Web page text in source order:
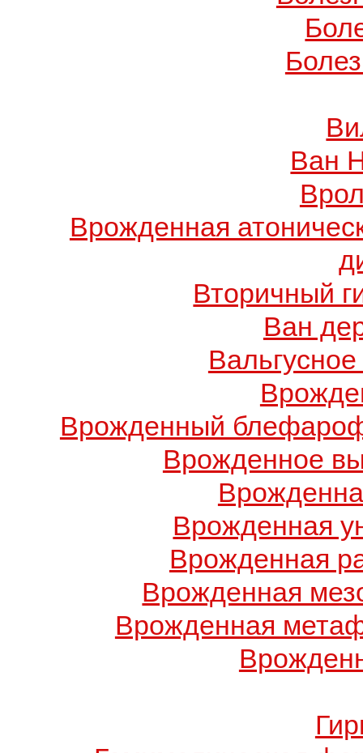
Ван
Врожденная
Вторичный
Ван
Врожденный
Врожденное
Врожденная
Врожденная
Врожденная
Врожденная